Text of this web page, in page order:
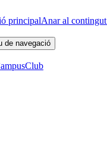
principalAnar al contingut
de navegació
Club